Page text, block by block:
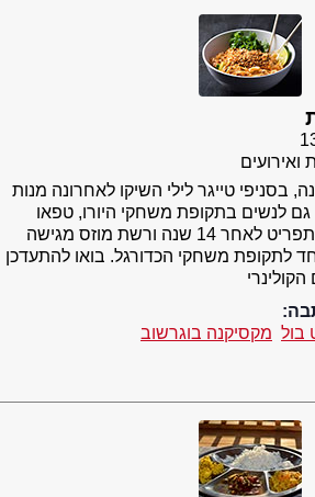
בסניפי טייגר לילי השיקו לאחרונה מנות
לנשים בתקופת משחקי היורו, טפאו
הספרדית מחדשת את התפריט לאחר 14 שנה ורשת מוזס מגישה
לתקופת משחקי הכדורגל. בואו להתעדכן
בול מקסיקנה בוגרשוב